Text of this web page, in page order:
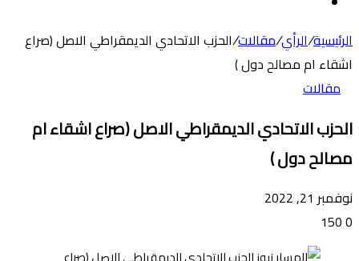
المظلم
الرئيسية/الرأي/مقالات/الحزب الاتحادي الديمقراطي الاصل (صراع
اشقاء ام مصالح دول )
مقالات
الحزب الاتحادي الديمقراطي الاصل (صراع اشقاء ام
مصالح دول )
نوفمبر 21, 2022
0